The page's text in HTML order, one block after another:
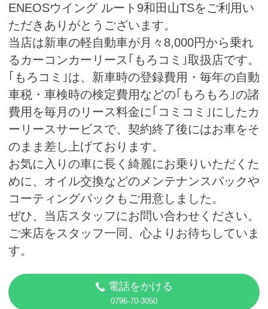
ENEOSウイング ルート9和田山TSをご利用い
ただきありがとうございます。
当店は新車の軽自動車が月々8,000円から乗れ
るカーコンカーリース｢もろコミ｣取扱店です。
｢もろコミ｣は、新車時の登録費用・毎年の自動
車税・車検時の検定費用などの｢もろもろ｣の諸
費用を毎月のリース料金に｢コミコミ｣にしたカ
ーリースサービスで、契約終了後にはお車をそ
のまま差し上げております。
お気に入りの車に長く綺麗にお乗りいただくた
めに、オイル交換などのメンテナンスパックや
コーティングパックもご用意しました。
ぜひ、当店スタッフにお問い合わせください。
ご来店をスタッフ一同、心よりお待ちしていま
す。
電話をかける
0796-70-3050